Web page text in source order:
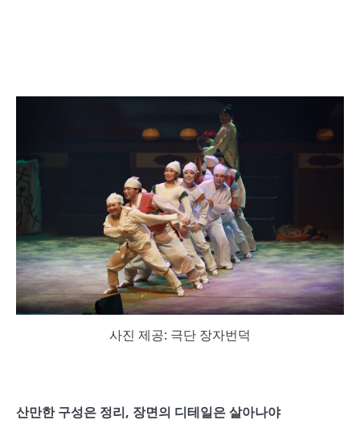
사진 제공: 극단 장자번덕
산만한 구성은 정리, 장면의 디테일은 살아나야